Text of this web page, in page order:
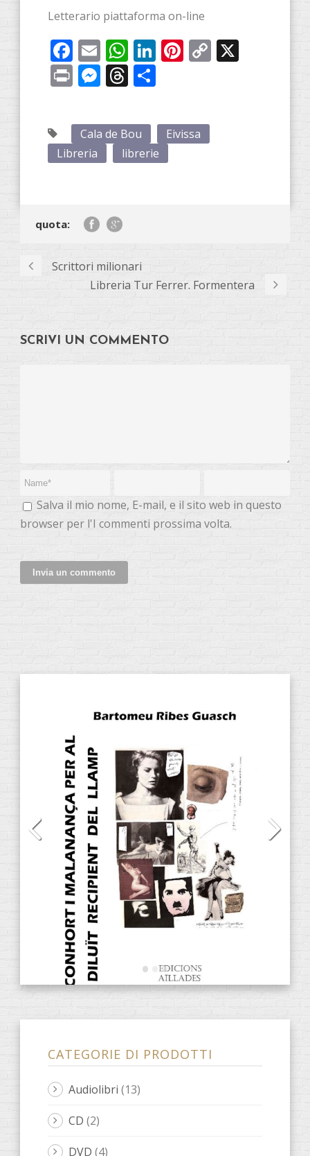
Letterario piattaforma on-line
Facebook
EmailWhatsApp
LinkedIn
Pinterest
Copy
PrintMessenger
Threads
Cala de Bou
Eivissa
Libreria
librerie
quota:
Scrittori milionari
Libreria Tur Ferrer. Formentera
SCRIVI UN COMMENTO
Salva il mio nome, E-mail, e il sito web in questo
browser per l'I commenti prossima volta.
CATEGORIE DI PRODOTTI
Audiolibri (13)
CD (2)
DVD
E-Books
(31)
Anacrèptica(7)
Barbaria (3)
farsa
osceno(1)
notebook ARTISTA(3)
leone
ISOLE